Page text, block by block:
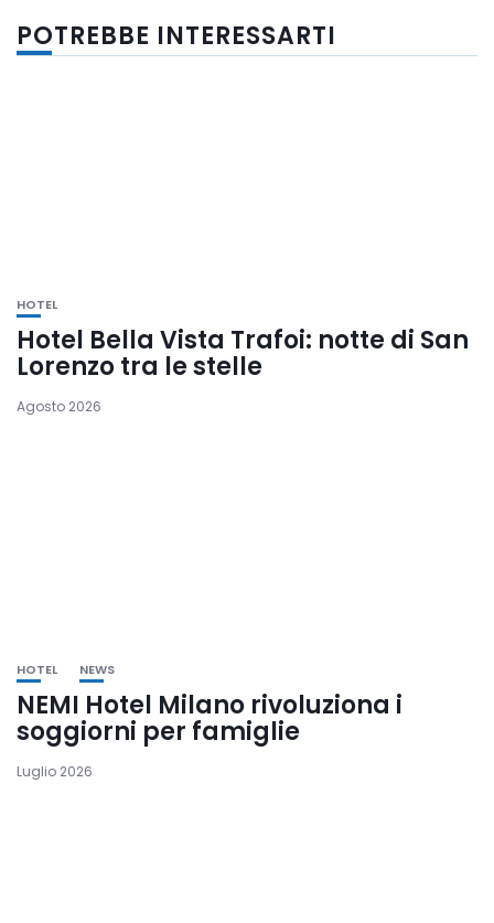
POTREBBE INTERESSARTI
HOTEL
Hotel Bella Vista Trafoi: notte di San
Lorenzo tra le stelle
Agosto 2026
HOTEL NEWS
NEMI Hotel Milano rivoluziona i
soggiorni per famiglie
Luglio 2026